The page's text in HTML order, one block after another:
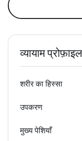
व्यायाम प्रोफ़ाइल
शरीर का हिस्सा
उपकरण
मुख्य पेशियाँ